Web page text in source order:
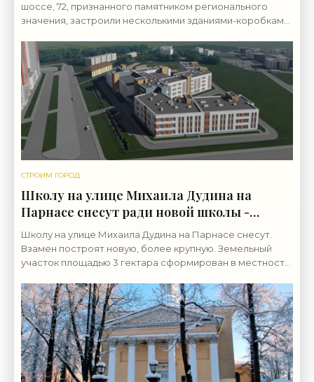
шоссе, 72, признанного памятником регионального
значения, застроили несколькими зданиями-коробками.
СТРОИМ ГОРОД
Школу на улице Михаила Дудина на
Парнасе снесут ради новой школы -
«Свежие новости строительства»
Школу на улице Михаила Дудина на Парнасе снесут.
Взамен построят новую, более крупную. Земельный
участок площадью 3 гектара сформирован в местности